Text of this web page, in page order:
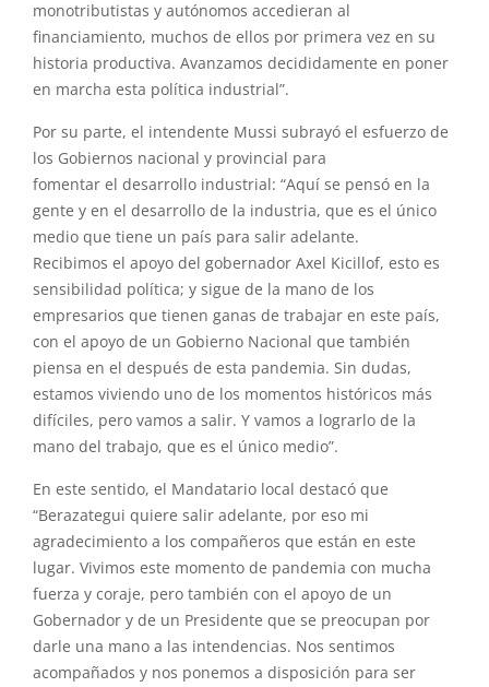
monotributistas y autónomos accedieran al
financiamiento, muchos de ellos por primera vez en su
historia productiva. Avanzamos decididamente en poner
en marcha esta política industrial”.
Por su parte, el intendente Mussi subrayó el esfuerzo de
los Gobiernos nacional y provincial para
fomentar el desarrollo industrial: “Aquí se pensó en la
gente y en el desarrollo de la industria, que es el único
medio que tiene un país para salir adelante.
Recibimos el apoyo del gobernador Axel Kicillof, esto es
sensibilidad política; y sigue de la mano de los
empresarios que tienen ganas de trabajar en este país,
con el apoyo de un Gobierno Nacional que también
piensa en el después de esta pandemia. Sin dudas,
estamos viviendo uno de los momentos históricos más
difíciles, pero vamos a salir. Y vamos a lograrlo de la
mano del trabajo, que es el único medio”.
En este sentido, el Mandatario local destacó que
“Berazategui quiere salir adelante, por eso mi
agradecimiento a los compañeros que están en este
lugar. Vivimos este momento de pandemia con mucha
fuerza y coraje, pero también con el apoyo de un
Gobernador y de un Presidente que se preocupan por
darle una mano a las intendencias. Nos sentimos
acompañados y nos ponemos a disposición para ser